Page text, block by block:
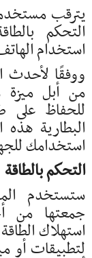
التحكم
استخدام
من أبل ميزة
للحفاظ على
البطارية
استخدامك
التحكم بالطاقة
ستستخدم
جمعتها من
استهلاك
لتطبيقات أو